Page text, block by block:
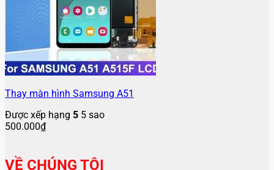
Thay màn hình Samsung A51
Được xếp hạng 5 5 sao
500.000₫
VỀ CHÚNG TÔI